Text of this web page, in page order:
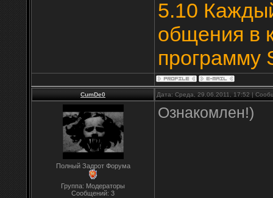
5.10
общения в
программу
CumDe0 Дата: Среда, 29.06.2011, 17:52 |
Полный Задрот Форума
Группа: Модераторы
Сообщений: 3
Ознакомлен!)